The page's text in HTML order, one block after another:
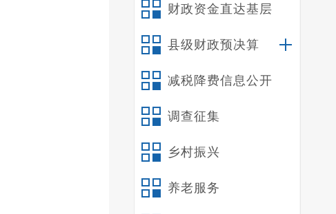
财政资金直达基层
县级财政预决算
减税降费信息公开
调查征集
乡村振兴
养老服务